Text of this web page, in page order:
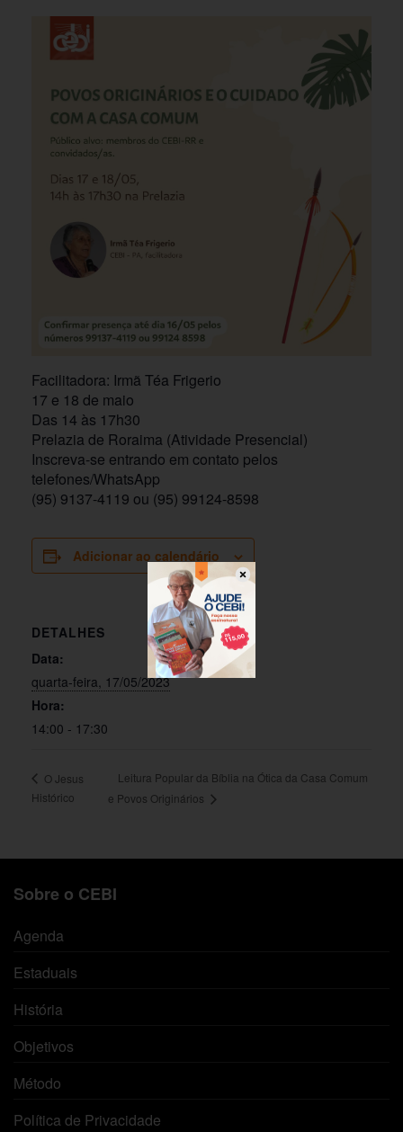
Facilitadora: Irmã Téa Frigerio
17 e 18 de maio
Das 14 às 17h30
Prelazia de Roraima (Atividade Presencial)
Inscreva-se entrando em contato pelos
telefones/WhatsApp
(95) 9137-4119 ou (95) 99124-8598
Adicionar ao calendário
DETALHES
Data:
quarta-feira, 17/05/2023
Hora:
14:00 - 17:30
O Jesus
Histórico
Leitura Popular da Bíblia na Ótica da Casa Comum
e Povos Originários
Sobre o CEBI
Agenda
Estaduais
História
Objetivos
Método
Política de Privacidade